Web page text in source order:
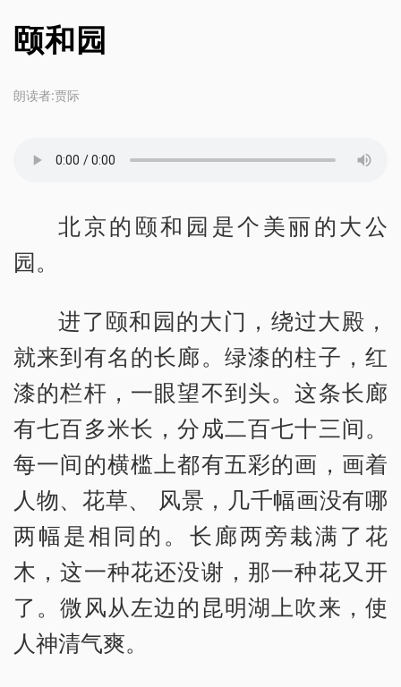
颐和园
朗读者:贾际
北京的颐和园是个美丽的大公
园。
进了颐和园的大门，绕过大殿，
就来到有名的长廊。绿漆的柱子，红
漆的栏杆，一眼望不到头。这条长廊
有七百多米长，分成二百七十三间。
每一间的横槛上都有五彩的画，画着
人物、花草、 风景，几千幅画没有哪
两幅是相同的。长廊两旁栽满了花
木，这一种花还没谢，那一种花又开
了。微风从左边的昆明湖上吹来，使
人神清气爽。